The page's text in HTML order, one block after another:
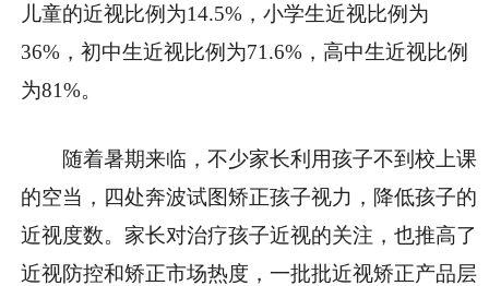
儿童的近视比例为14.5%，小学生近视比例为
36%，初中生近视比例为71.6%，高中生近视比例
为81%。
随着暑期来临，不少家长利用孩子不到校上课
的空当，四处奔波试图矫正孩子视力，降低孩子的
近视度数。家长对治疗孩子近视的关注，也推高了
近视防控和矫正市场热度，一批批近视矫正产品层